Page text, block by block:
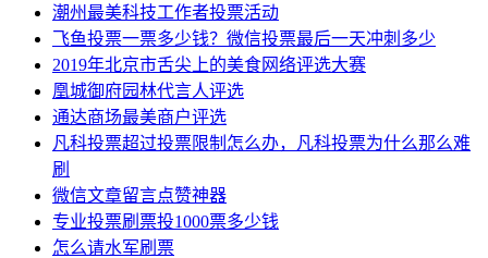
潮州最美科技工作者投票活动
飞鱼投票一票多少钱？微信投票最后一天冲刺多少
2019年北京市舌尖上的美食网络评选大赛
凰城御府园林代言人评选
通达商场最美商户评选
凡科投票超过投票限制怎么办，凡科投票为什么那么难
刷
微信文章留言点赞神器
专业投票刷票投1000票多少钱
怎么请水军刷票